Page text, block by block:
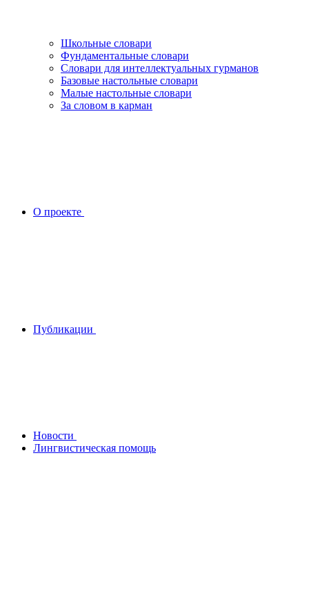
Школьные словари
Фундаментальные словари
Словари для интеллектуальных гурманов
Базовые настольные словари
Малые настольные словари
За словом в карман
О проекте
Публикации
Новости
Лингвистическая помощь